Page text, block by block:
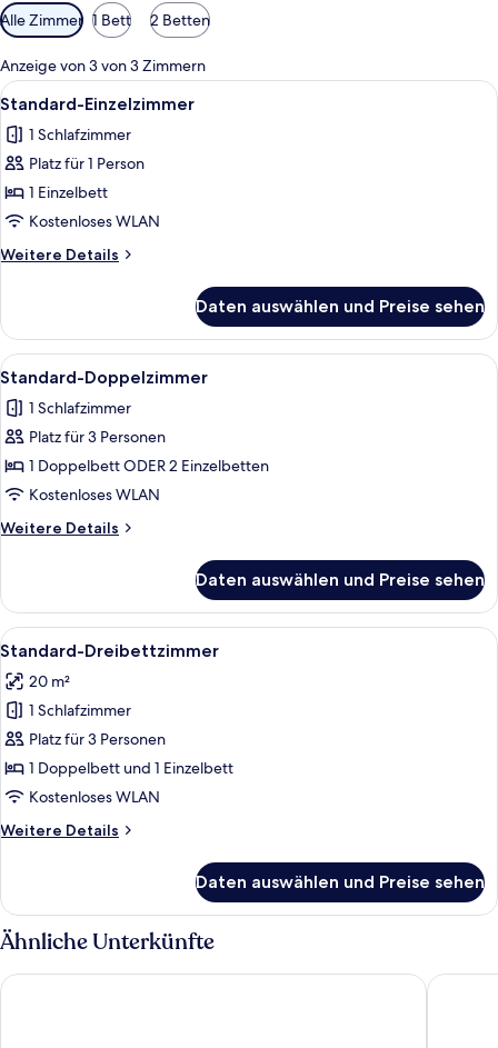
Verfügbare
Filter
für
Zimmer
Alle Zimmer 1 Bett 2 Betten
Anzeige von 3 von 3 Zimmern
Alle
Fotos
für
Standard-
Einzelzimmer
anzeigen
Zimmersafe, Schreibtisch,
5
Standard-Einzelzimmer
1 Schlafzimmer
Platz für 1 Person
1 Einzelbett
Kostenloses WLAN
Weitere Details
Weitere
Einzelzimmer
Daten auswählen und Preise sehen
Alle
Fotos
für
Standard-
Doppelzimmer
anzeigen
Ein Hotelzimmer mit zwei Betten,
6
Standard-Doppelzimmer
1 Schlafzimmer
Platz für 3 Personen
1 Doppelbett ODER 2 Einzelbetten
Kostenloses WLAN
Weitere Details
Weitere
Doppelzimmer
Daten auswählen und Preise sehen
Alle
Fotos
für
Standard-
Dreibettzimmer
anzeigen
Ein Hotelzimmer mit zwei Betten,
4
Standard-Dreibettzimmer
20 m²
1 Schlafzimmer
Platz für 3 Personen
1 Doppelbett und 1 Einzelbett
Kostenloses WLAN
Weitere Details
Weitere
Dreibettzimmer
Daten auswählen und Preise sehen
Ähnliche Unterkünfte
Apartsee Wellness Plzeň Avenue